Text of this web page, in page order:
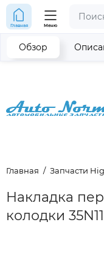
Главная Меню
Главная Запчасти
Накладка
колодки
Обзор